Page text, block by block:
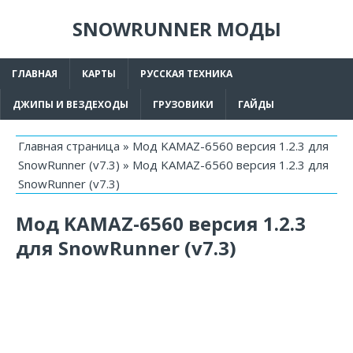
SNOWRUNNER МОДЫ
ГЛАВНАЯ КАРТЫ РУССКАЯ ТЕХНИКА
ДЖИПЫ И ВЕЗДЕХОДЫ ГРУЗОВИКИ ГАЙДЫ
Главная страница » Мод KAMAZ-6560 версия 1.2.3 для
SnowRunner (v7.3) » Мод KAMAZ-6560 версия 1.2.3 для
SnowRunner (v7.3)
Мод KAMAZ-6560 версия 1.2.3
для SnowRunner (v7.3)